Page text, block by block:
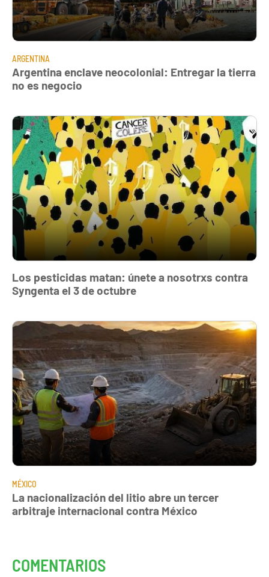
ARGENTINA
Argentina enclave neocolonial: Entregar la tierra
no es negocio
Los pesticidas matan: únete a nosotrxs contra
Syngenta el 3 de octubre
MÉXICO
La nacionalización del litio abre un tercer
arbitraje internacional contra México
COMENTARIOS